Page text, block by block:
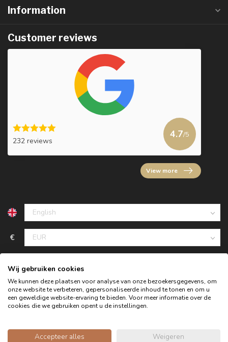
Information
Customer reviews
232 reviews
4.7/5
View more
€
Wij gebruiken cookies
We kunnen deze plaatsen voor analyse van onze bezoekersgegevens, om
onze website te verbeteren, gepersonaliseerde inhoud te tonen en om u
een geweldige website-ervaring te bieden. Voor meer informatie over de
cookies die we gebruiken opent u de instellingen.
Accepteer alles Weigeren